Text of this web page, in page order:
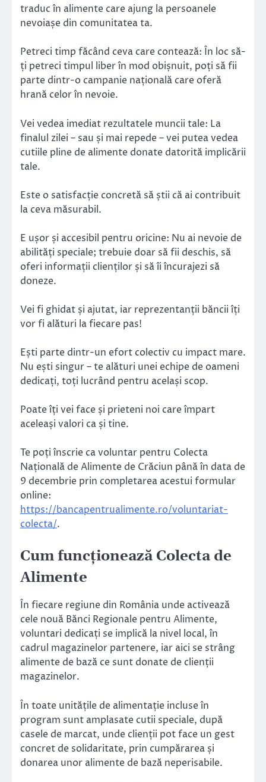
traduc în alimente care ajung la persoanele
nevoiașe din comunitatea ta.
Petreci timp făcând ceva care contează: În loc să-
ți petreci timpul liber în mod obișnuit, poți să fii
parte dintr-o campanie națională care oferă
hrană celor în nevoie.
Vei vedea imediat rezultatele muncii tale: La
finalul zilei – sau și mai repede – vei putea vedea
cutiile pline de alimente donate datorită implicării
tale.
Este o satisfacție concretă să știi că ai contribuit
la ceva măsurabil.
E ușor și accesibil pentru oricine: Nu ai nevoie de
abilități speciale; trebuie doar să fii deschis, să
oferi informații clienților și să îi încurajezi să
doneze.
Vei fi ghidat și ajutat, iar reprezentanții băncii îți
vor fi alături la fiecare pas!
Ești parte dintr-un efort colectiv cu impact mare.
Nu ești singur – te alături unei echipe de oameni
dedicați, toți lucrând pentru același scop.
Poate îți vei face și prieteni noi care împart
aceleași valori ca și tine.
Te poți înscrie ca voluntar pentru Colecta
Națională de Alimente de Crăciun până în data de
9 decembrie prin completarea acestui formular
online:
https://bancapentrualimente.ro/voluntariat-
colecta/.
Cum funcționează Colecta de
Alimente
În fiecare regiune din România unde activează
cele nouă Bănci Regionale pentru Alimente,
voluntari dedicați se implică la nivel local, în
cadrul magazinelor partenere, iar aici se strâng
alimente de bază ce sunt donate de clienții
magazinelor.
În toate unitățile de alimentație incluse în
program sunt amplasate cutii speciale, după
casele de marcat, unde clienții pot face un gest
concret de solidaritate, prin cumpărarea și
donarea unor alimente de bază neperisabile.